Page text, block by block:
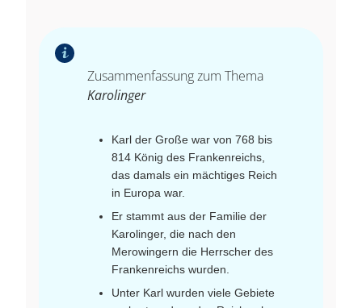
Zusammenfassung zum Thema
Karolinger
Karl der Große war von 768 bis
814 König des Frankenreichs,
das damals ein mächtiges Reich
in Europa war.
Er stammt aus der Familie der
Karolinger, die nach den
Merowingern die Herrscher des
Frankenreichs wurden.
Unter Karl wurden viele Gebiete